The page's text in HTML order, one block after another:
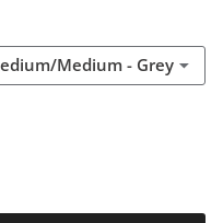
Medium - Grey